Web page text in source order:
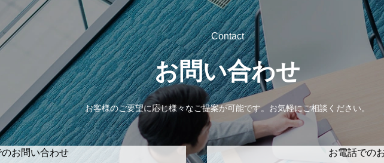
Contact
お問い合わせ
お客様のご要望に応じ様々なご提案が可能です。 お気軽にご相談ください。
お問い合わせ お電話での